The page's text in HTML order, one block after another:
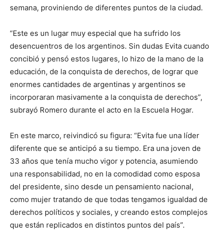
semana, proviniendo de diferentes puntos de la ciudad.
“Este es un lugar muy especial que ha sufrido los
desencuentros de los argentinos. Sin dudas Evita cuando
concibió y pensó estos lugares, lo hizo de la mano de la
educación, de la conquista de derechos, de lograr que
enormes cantidades de argentinas y argentinos se
incorporaran masivamente a la conquista de derechos”,
subrayó Romero durante el acto en la Escuela Hogar.
En este marco, reivindicó su figura: “Evita fue una líder
diferente que se anticipó a su tiempo. Era una joven de
33 años que tenía mucho vigor y potencia, asumiendo
una responsabilidad, no en la comodidad como esposa
del presidente, sino desde un pensamiento nacional,
como mujer tratando de que todas tengamos igualdad de
derechos políticos y sociales, y creando estos complejos
que están replicados en distintos puntos del país”.